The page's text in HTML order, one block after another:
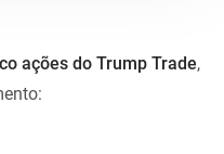
ações do Trump Trade,